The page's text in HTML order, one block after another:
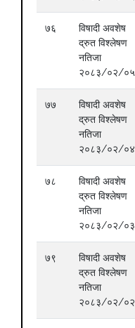
७६
विषादी अवशेष
द्रुत विश्लेषण
नतिजा
२०८३/०२/०५
७७
विषादी अवशेष
द्रुत विश्लेषण
नतिजा
२०८३/०२/०४
७८
विषादी अवशेष
द्रुत विश्लेषण
नतिजा
२०८३/०२/०३
७९
विषादी अवशेष
द्रुत विश्लेषण
नतिजा
२०८३/०२/०२